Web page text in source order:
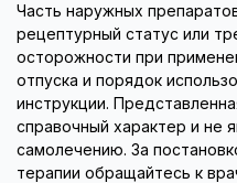
Часть наружных
рецептурный статус или
осторожности при
отпуска и порядок
инструкции.
справочный характер и не
самолечению. За
терапии обращайтесь к